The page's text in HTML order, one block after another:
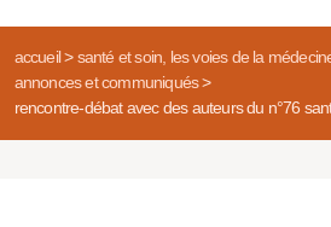
accueil> santé et soin, les voies de la
annonces et communiqués>
rencontre-débat avec des auteurs du n°76